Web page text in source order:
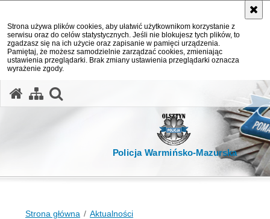
Strona używa plików cookies, aby ułatwić użytkownikom korzystanie z
serwisu oraz do celów statystycznych. Jeśli nie blokujesz tych plików, to
zgadzasz się na ich użycie oraz zapisanie w pamięci urządzenia.
Pamiętaj, że możesz samodzielnie zarządzać cookies, zmieniając
ustawienia przeglądarki. Brak zmiany ustawienia przeglądarki oznacza
wyrażenie zgody.
Policja Warmińsko-Mazurska
Strona główna Aktualności